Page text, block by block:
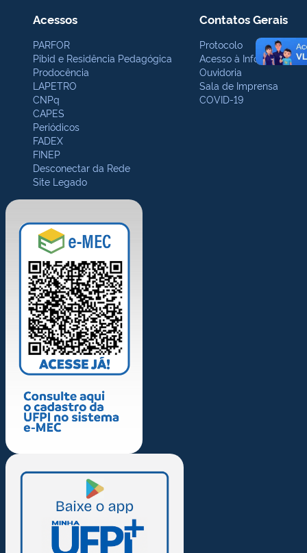
Acessos
PARFOR
Pibid e Residência Pedagógica
Prodocência
LAPETRO
CNPq
CAPES
Periódicos
FADEX
FINEP
Desconectar da Rede
Site Legado
Contatos Gerais
Protocolo
Acesso à Informação
Ouvidoria
Sala de Imprensa
COVID-19